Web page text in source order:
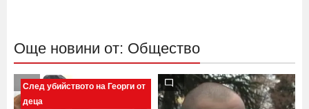
Още новини от: Общество
След убийството на Георги от
деца